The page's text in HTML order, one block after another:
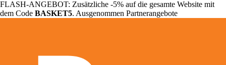
FLASH-ANGEBOT: Zusätzliche -5% auf die gesamte Website mit
dem Code BASKET5. Ausgenommen Partnerangebote